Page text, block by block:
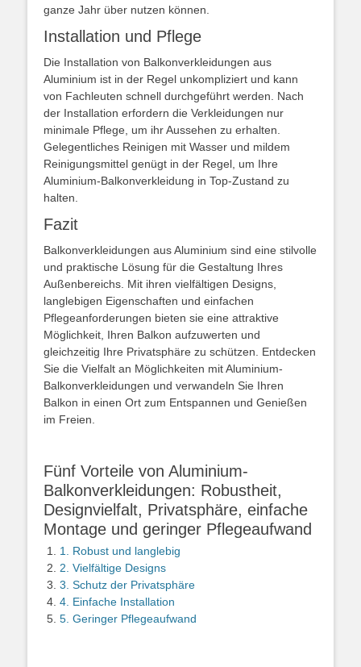
ganze Jahr über nutzen können.
Installation und Pflege
Die Installation von Balkonverkleidungen aus
Aluminium ist in der Regel unkompliziert und kann
von Fachleuten schnell durchgeführt werden. Nach
der Installation erfordern die Verkleidungen nur
minimale Pflege, um ihr Aussehen zu erhalten.
Gelegentliches Reinigen mit Wasser und mildem
Reinigungsmittel genügt in der Regel, um Ihre
Aluminium-Balkonverkleidung in Top-Zustand zu
halten.
Fazit
Balkonverkleidungen aus Aluminium sind eine stilvolle
und praktische Lösung für die Gestaltung Ihres
Außenbereichs. Mit ihren vielfältigen Designs,
langlebigen Eigenschaften und einfachen
Pflegeanforderungen bieten sie eine attraktive
Möglichkeit, Ihren Balkon aufzuwerten und
gleichzeitig Ihre Privatsphäre zu schützen. Entdecken
Sie die Vielfalt an Möglichkeiten mit Aluminium-
Balkonverkleidungen und verwandeln Sie Ihren
Balkon in einen Ort zum Entspannen und Genießen
im Freien.
Fünf Vorteile von Aluminium-
Balkonverkleidungen: Robustheit,
Designvielfalt, Privatsphäre, einfache
Montage und geringer Pflegeaufwand
1. Robust und langlebig
2. Vielfältige Designs
3. Schutz der Privatsphäre
4. Einfache Installation
5. Geringer Pflegeaufwand